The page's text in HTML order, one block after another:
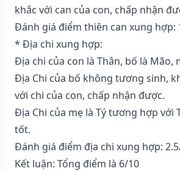
khắc với can của con, chấp nhận
Đánh giá điểm thiên can xung hợp:
* Địa chi xung hợp:
Địa chi của con là Thân, bố là Mão,
Địa Chi của bố không tương sinh,
với chi của con, chấp nhận được.
Địa Chi của mẹ là Tý tương hợp với
tốt.
Đánh giá điểm địa chi xung hợp:
Kết luận: Tổng điểm là 6/10